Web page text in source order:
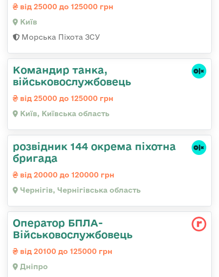
від 25000 до 125000 грн
Київ
Морська Піхота ЗСУ
Командир танка,
військовослужбовець
від 25000 до 125000 грн
Київ, Київська область
розвідник 144 окрема піхотна
бригада
від 20000 до 120000 грн
Чернігів, Чернігівська область
Оператор БПЛА-
Військовослужбовець
від 20100 до 125000 грн
Дніпро